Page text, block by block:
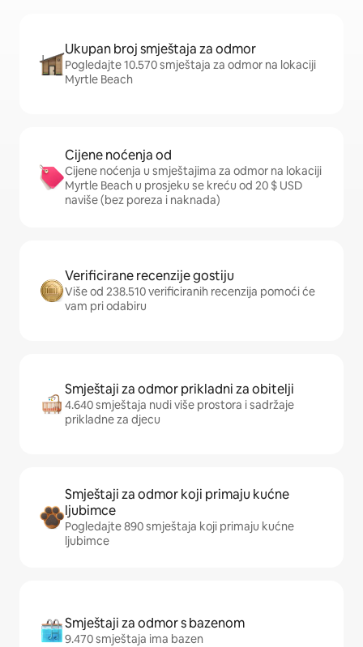
Ukupan broj smještaja za odmor
Pogledajte 10.570 smještaja za odmor na lokaciji
Myrtle Beach
Cijene noćenja od
Cijene noćenja u smještajima za odmor na lokaciji
Myrtle Beach u prosjeku se kreću od 20 $ USD
naviše (bez poreza i naknada)
Verificirane recenzije gostiju
Više od 238.510 verificiranih recenzija pomoći će
vam pri odabiru
Smještaji za odmor prikladni za obitelji
4.640 smještaja nudi više prostora i sadržaje
prikladne za djecu
Smještaji za odmor koji primaju kućne
ljubimce
Pogledajte 890 smještaja koji primaju kućne
ljubimce
Smještaji za odmor s bazenom
9.470 smještaja ima bazen